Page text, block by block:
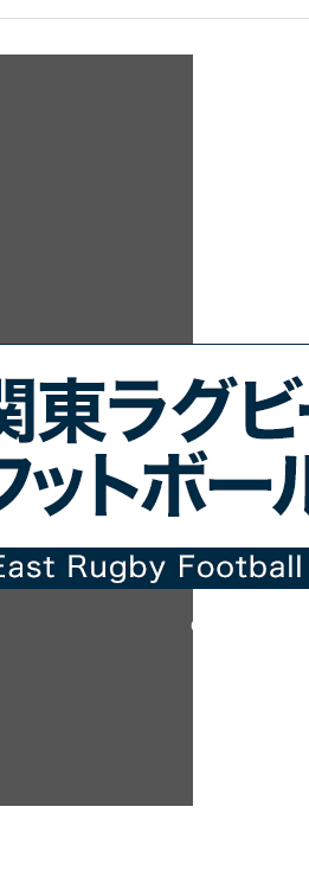
Copyright ©